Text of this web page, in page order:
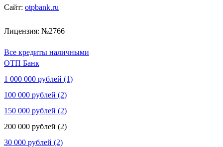
Сайт: otpbank.ru
Лицензия: №2766
Все кредиты наличными
ОТП Банк
1 000 000 рублей (1)
100 000 рублей (2)
150 000 рублей (2)
200 000 рублей (2)
30 000 рублей (2)